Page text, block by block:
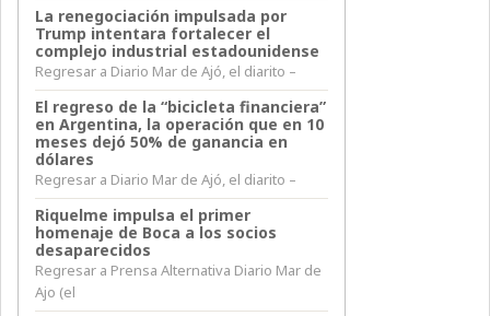
La renegociación impulsada por
Trump intentara fortalecer el
complejo industrial estadounidense
Regresar a Diario Mar de Ajó, el diarito –
El regreso de la “bicicleta financiera”
en Argentina, la operación que en 10
meses dejó 50% de ganancia en
dólares
Regresar a Diario Mar de Ajó, el diarito –
Riquelme impulsa el primer
homenaje de Boca a los socios
desaparecidos
Regresar a Prensa Alternativa Diario Mar de
Ajo (el